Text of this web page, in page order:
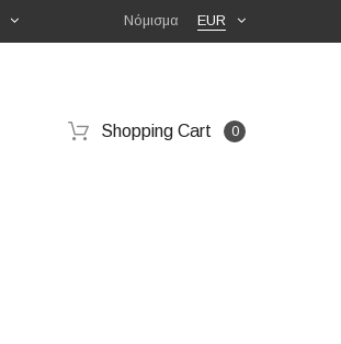
EUR
Νόμισμα
Shopping Cart 0